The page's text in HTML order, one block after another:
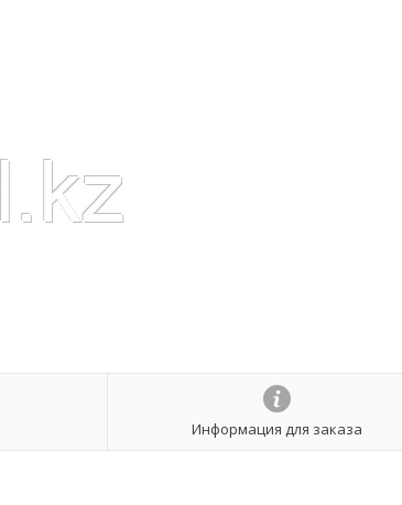
Информация для заказа